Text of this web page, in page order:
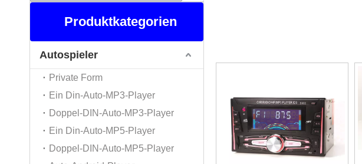
Produktkategorien
Autospieler
Private Form
Ein Din-Auto-MP3-Player
Doppel-DIN-Auto-MP3-Player
Ein Din-Auto-MP5-Player
Doppel-DIN-Auto-MP5-Player